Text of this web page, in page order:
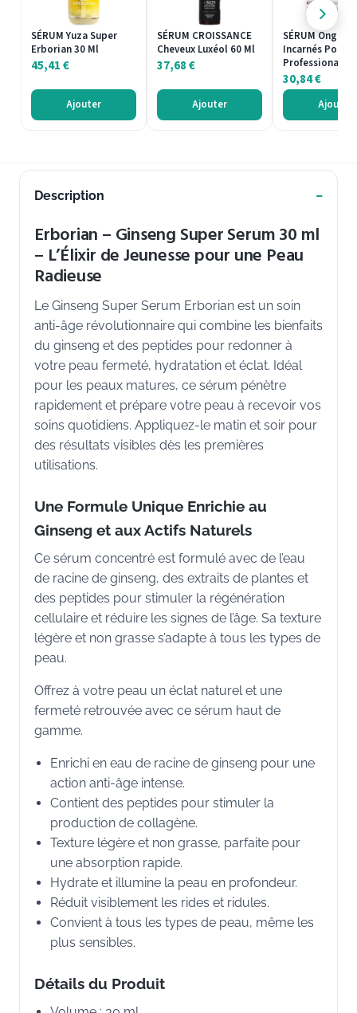
SÉRUM Yuza Super
Erborian 30 Ml
45,41€
Ajouter
SÉRUM CROISSANCE
Cheveux Luxéol 60 Ml
37,68€
Ajouter
SÉRUM Ongles
Incarnés
Professional 8
30,84€
Ajouter
Description
Erborian – Ginseng Super Serum 30 ml
– L’Élixir de Jeunesse pour une Peau
Radieuse
Le Ginseng Super Serum Erborian est un soin
anti-âge révolutionnaire qui combine les bienfaits
du ginseng et des peptides pour redonner à
votre peau fermeté, hydratation et éclat. Idéal
pour les peaux matures, ce sérum pénètre
rapidement et prépare votre peau à recevoir vos
soins quotidiens. Appliquez-le matin et soir pour
des résultats visibles dès les premières
utilisations.
Une Formule Unique Enrichie au
Ginseng et aux Actifs Naturels
Ce sérum concentré est formulé avec de l’eau
de racine de ginseng, des extraits de plantes et
des peptides pour stimuler la régénération
cellulaire et réduire les signes de l’âge. Sa texture
légère et non grasse s’adapte à tous les types de
peau.
Offrez à votre peau un éclat naturel et une
fermeté retrouvée avec ce sérum haut de
gamme.
Enrichi en eau de racine de ginseng pour une
action anti-âge intense.
Contient des peptides pour stimuler la
production de collagène.
Texture légère et non grasse, parfaite pour
une absorption rapide.
Hydrate et illumine la peau en profondeur.
Réduit visiblement les rides et ridules.
Convient à tous les types de peau, même les
plus sensibles.
Détails du Produit